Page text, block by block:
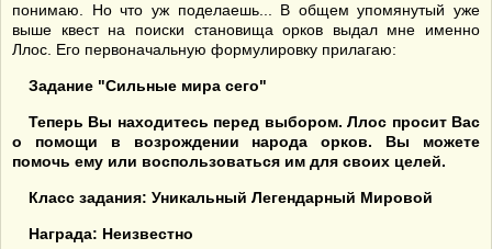
понимаю. Но что уж поделаешь... В общем упомянутый уже
выше квест на поиски становища орков выдал мне именно
Ллос. Его первоначальную формулировку прилагаю:
Задание "Сильные мира сего"
Теперь Вы находитесь перед выбором. Ллос просит Вас
о помощи в возрождении народа орков. Вы можете
помочь ему или воспользоваться им для своих целей.
Класс задания: Уникальный Легендарный Мировой
Награда: Неизвестно